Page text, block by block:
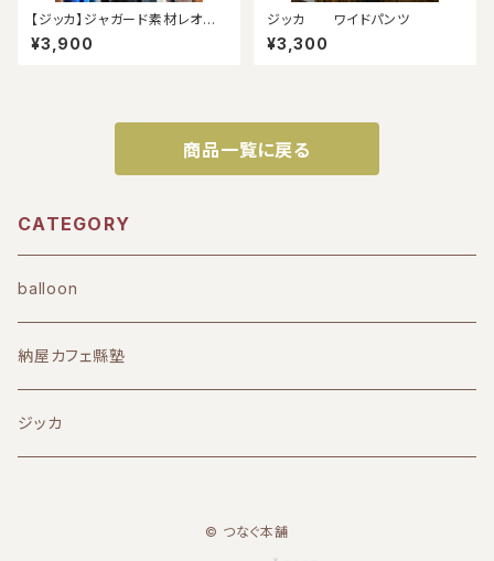
【ジッカ】ジャガード素材レオパ
ード柄ブラウス
¥3,900
ジッカ ワイドパンツ
¥3,300
商品一覧に戻る
CATEGORY
balloon
納屋カフェ縣塾
ジッカ
© つなぐ本舗